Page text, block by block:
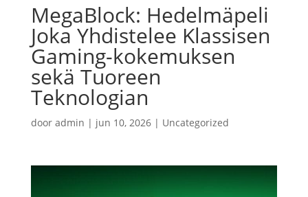
MegaBlock: Hedelmäpeli
Joka Yhdistelee Klassisen
Gaming-kokemuksen
sekä Tuoreen
Teknologian
door admin | jun 10, 2026| Uncategorized